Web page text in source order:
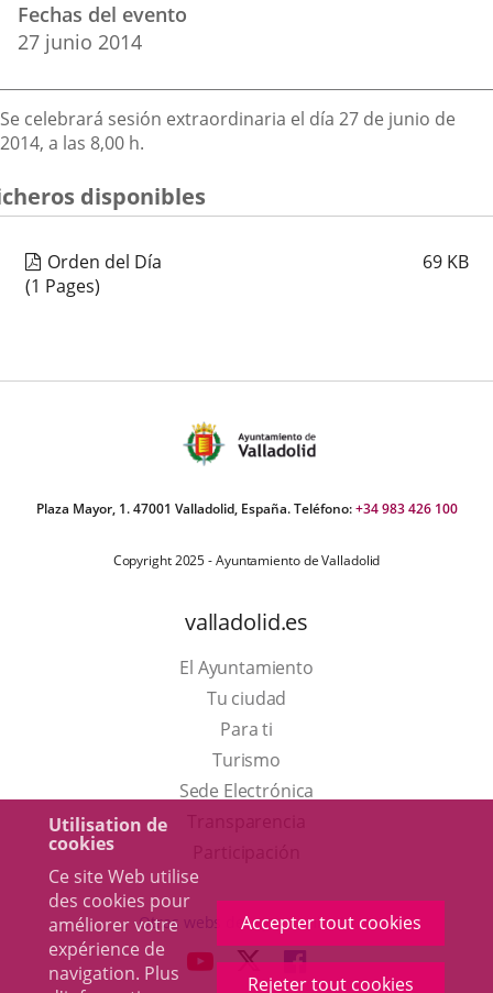
Utilisation de
cookies
Ce site Web utilise
des cookies pour
améliorer votre
expérience de
navigation. Plus
Accepter tout cookies
Rejeter tout cookies
externa.externa.
del
evento
Fechas del evento
27 junio 2014
Descripción
Se celebrará sesión extraordinaria el día 27 de junio de
2014, a las 8,00 h.
disponibles
Orden del Día 69 KB
(1 Pages)
Plaza Mayor, 1. 47001 Valladolid, España. Teléfono:+34 983 426 100
Copyright 2025 - Ayuntamiento de Valladolid
valladolid.es
El Ayuntamiento
Tu ciudad
Para ti
TurismoEste
enlace
una
ventana
nueva.
Sede Electrónica
externa.
Otras webs del ayuntamiento
ENLACEENLACE
A
ENLACE
A